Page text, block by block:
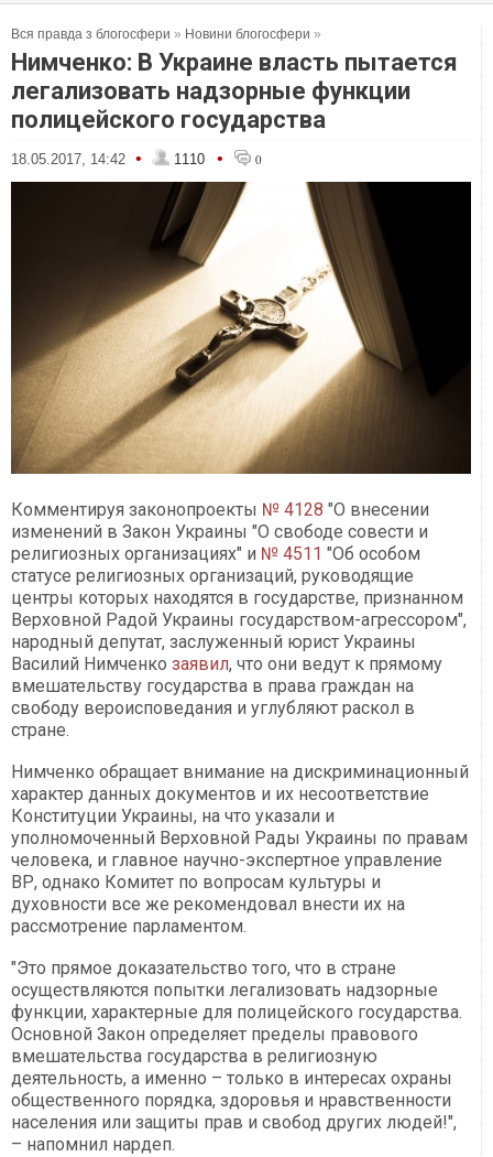
Вся правда з блогосфери » Новини блогосфери »
Нимченко: В Украине власть пытается
легализовать надзорные функции
полицейского государства
18.05.2017, 14:42 • 1110 • 0
Комментируя законопроекты № 4128 "О внесении
изменений в Закон Украины "О свободе совести и
религиозных организациях" и № 4511 "Об особом
статусе религиозных организаций, руководящие
центры которых находятся в государстве, признанном
Верховной Радой Украины государством-агрессором",
народный депутат, заслуженный юрист Украины
Василий Нимченко заявил, что они ведут к прямому
вмешательству государства в права граждан на
свободу вероисповедания и углубляют раскол в
стране.
Нимченко обращает внимание на дискриминационный
характер данных документов и их несоответствие
Конституции Украины, на что указали и
уполномоченный Верховной Рады Украины по правам
человека, и главное научно-экспертное управление
ВР, однако Комитет по вопросам культуры и
духовности все же рекомендовал внести их на
рассмотрение парламентом.
"Это прямое доказательство того, что в стране
осуществляются попытки легализовать надзорные
функции, характерные для полицейского государства.
Основной Закон определяет пределы правового
вмешательства государства в религиозную
деятельность, а именно – только в интересах охраны
общественного порядка, здоровья и нравственности
населения или защиты прав и свобод других людей!",
– напомнил нардеп.